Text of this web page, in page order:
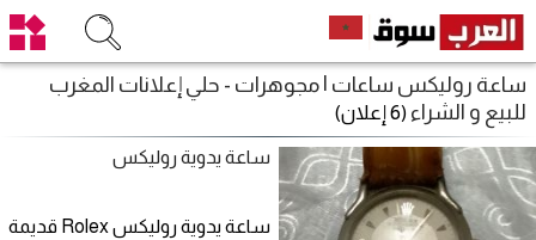
ساعة روليكس ساعات | مجوهرات - حلي إعلانات المغرب
للبيع و الشراء (6 إعلان)
ساعة يدوية روليكس
ساعة يدوية روليكس Rolex قديمة